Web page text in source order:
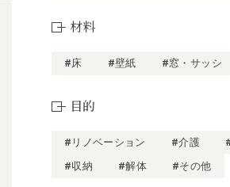
材料
#床 #壁紙 #窓・サッシ
目的
#リノベーション #介護
#収納
#解体 #その他